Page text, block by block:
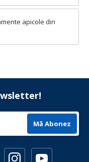
apicole din
Mă Abonez